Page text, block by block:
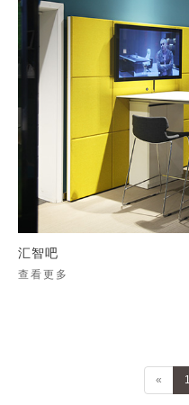
汇智吧
查看更多
« 1